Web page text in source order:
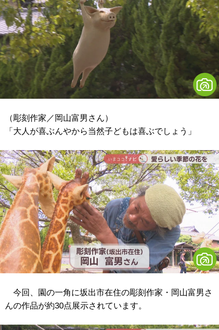
（彫刻作家／岡山富男さん）
「大人が喜ぶんやから当然子どもは喜ぶでしょう」
今回、園の一角に坂出市在住の彫刻作家・岡山富男さ
んの作品が約30点展示されています。